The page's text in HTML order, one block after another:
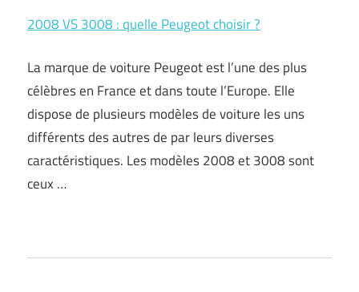
2008 VS 3008 : quelle Peugeot choisir ?
La marque de voiture Peugeot est l’une des plus
célèbres en France et dans toute l’Europe. Elle
dispose de plusieurs modèles de voiture les uns
différents des autres de par leurs diverses
caractéristiques. Les modèles 2008 et 3008 sont
ceux …